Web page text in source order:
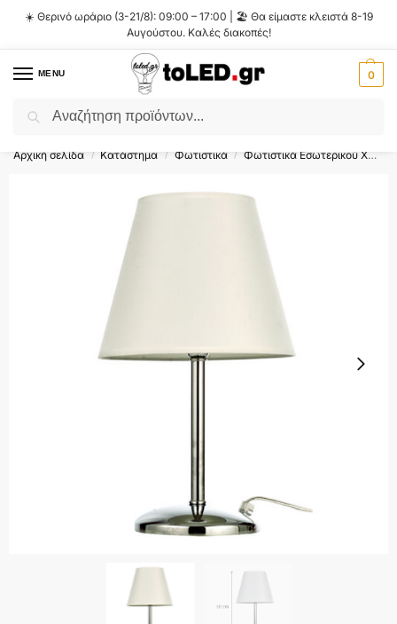
☀️ Θερινό ωράριο (3-21/8): 09:00 – 17:00 | 🏖️ Θα είμαστε κλειστά 8-19
Αυγούστου. Καλές διακοπές!
MENU 0
Flash Sale ⚡ 10% Έκπτωση με τον κωδικό
Αρχική σελίδα / Κατάστημα / Φωτιστικά / Φωτιστικά Εσωτερικού Χώρου